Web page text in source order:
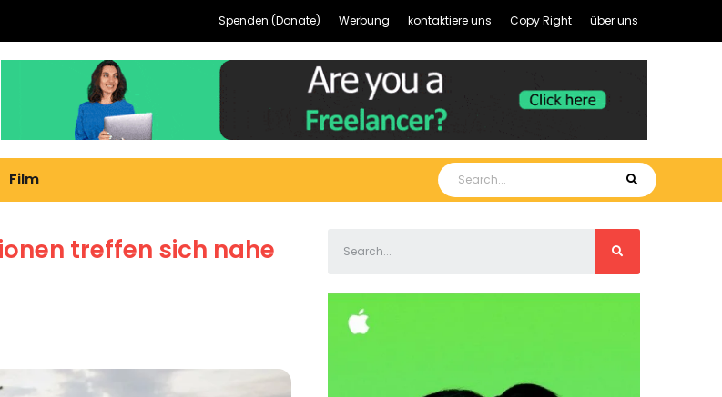
Spenden (Donate) Werbung kontaktiere uns Copy Right über uns
Film
treffen sich nahe